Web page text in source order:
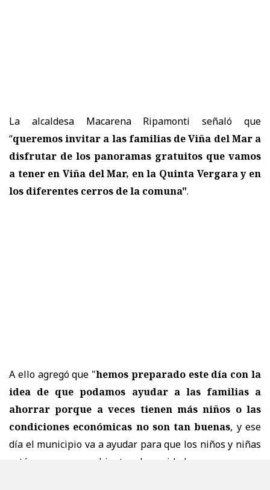
La alcaldesa Macarena Ripamonti señaló que
“queremos invitar a las familias de Viña del Mar a
disfrutar de los panoramas gratuitos que vamos
a tener en Viña del Mar, en la Quinta Vergara y en
los diferentes cerros de la comuna".
A ello agregó que "hemos preparado este día con la
idea de que podamos ayudar a las familias a
ahorrar porque a veces tienen más niños o las
condiciones económicas no son tan buenas, y ese
día el municipio va a ayudar para que los niños y niñas
estén en un ambiente de cuidado, porque son